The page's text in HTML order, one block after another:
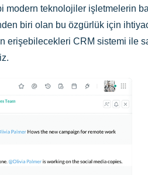
modern teknolojiler işletmelerin
biri olan bu özgürlük için
erişebilecekleri CRM sistemi ile